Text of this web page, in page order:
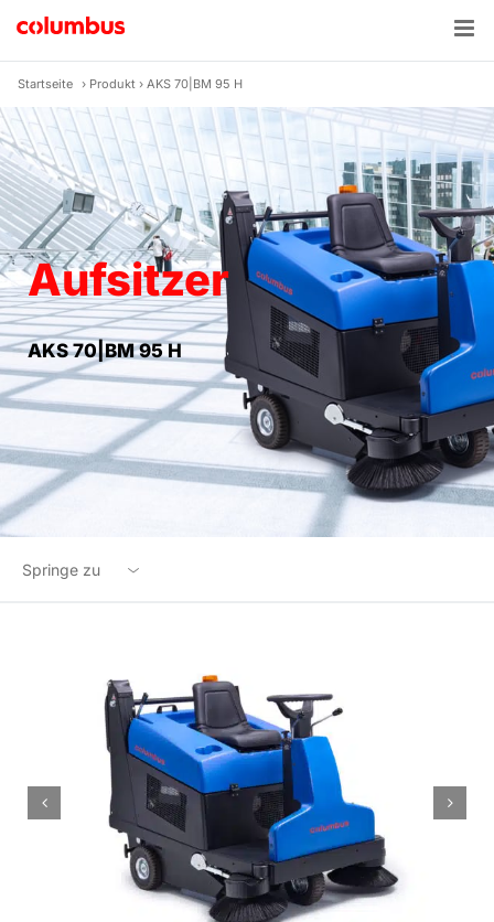
Inhalt
springen
Startseite › Produkt › AKS 70|BM 95 H
Aufsitzer
AKS 70|BM 95 H
Springe zu
Technische Daten
Downloads
Produktanfrage